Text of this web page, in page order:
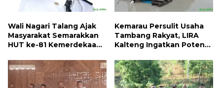
Wali Nagari Talang Ajak
Masyarakat Semarakkan
HUT ke-81 Kemerdekaan
Bendera Merah Putih
Kemarau Persulit Usaha
Tambang Rakyat, LIRA
Kalteng Ingatkan Potensi
Hidup